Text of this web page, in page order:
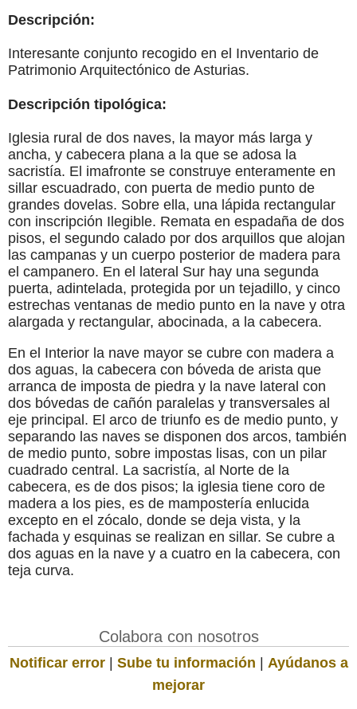
Descripción:
Interesante conjunto recogido en el Inventario de
Patrimonio Arquitectónico de Asturias.
Descripción tipológica:
Iglesia rural de dos naves, la mayor más larga y
ancha, y cabecera plana a la que se adosa la
sacristía. El imafronte se construye enteramente en
sillar escuadrado, con puerta de medio punto de
grandes dovelas. Sobre ella, una lápida rectangular
con inscripción Ilegible. Remata en espadaña de dos
pisos, el segundo calado por dos arquillos que alojan
las campanas y un cuerpo posterior de madera para
el campanero. En el lateral Sur hay una segunda
puerta, adintelada, protegida por un tejadillo, y cinco
estrechas ventanas de medio punto en la nave y otra
alargada y rectangular, abocinada, a la cabecera.
En el Interior la nave mayor se cubre con madera a
dos aguas, la cabecera con bóveda de arista que
arranca de imposta de piedra y la nave lateral con
dos bóvedas de cañón paralelas y transversales al
eje principal. El arco de triunfo es de medio punto, y
separando las naves se disponen dos arcos, también
de medio punto, sobre impostas lisas, con un pilar
cuadrado central. La sacristía, al Norte de la
cabecera, es de dos pisos; la iglesia tiene coro de
madera a los pies, es de mampostería enlucida
excepto en el zócalo, donde se deja vista, y la
fachada y esquinas se realizan en sillar. Se cubre a
dos aguas en la nave y a cuatro en la cabecera, con
teja curva.
Colabora con nosotros
Notificar error| Sube tu información | Ayúdanos a
mejorar